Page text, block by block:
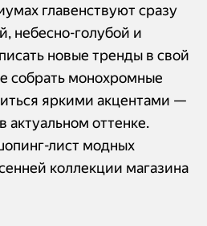
главенствуют сразу
небесно-голубой и
новые тренды в свой
собрать монохромные
яркими акцентами —
актуальном оттенке.
лист модных
коллекции магазина